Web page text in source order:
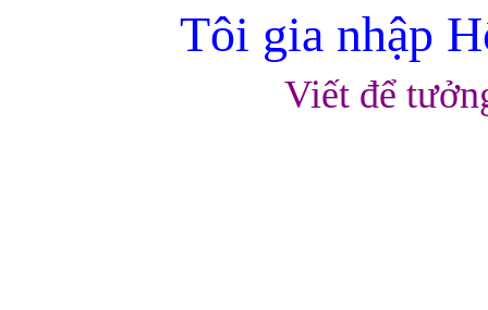
Tôi gia nhập
Viết để